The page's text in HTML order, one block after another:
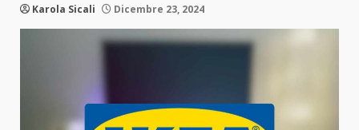
Karola Sicali Dicembre 23, 2024